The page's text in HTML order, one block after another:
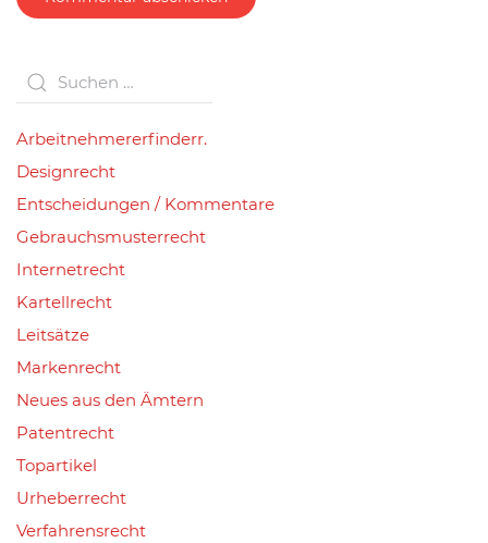
Arbeitnehmererfinderr.
Designrecht
Entscheidungen / Kommentare
Gebrauchsmusterrecht
Internetrecht
Kartellrecht
Leitsätze
Markenrecht
Neues aus den Ämtern
Patentrecht
Topartikel
Urheberrecht
Verfahrensrecht